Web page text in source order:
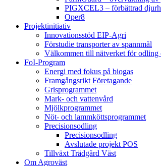
PIGXCEL3 – förbättrad
Oper8
Projektinitiativ
Innovationsstöd EIP-Agri
Förstudie transporter av spannmål
Välkommen till nätverket för odling
FoI-Program
Energi med fokus på biogas
Framgångsrikt Företagande
Grisprogrammet
Mark- och vattenvård
Mjölkprogrammet
Nöt- och lammköttsprogrammet
Precisionsodling
Precisionsodling
Avslutade projekt POS
Tillväxt Trädgård Väst
Om Agroväst